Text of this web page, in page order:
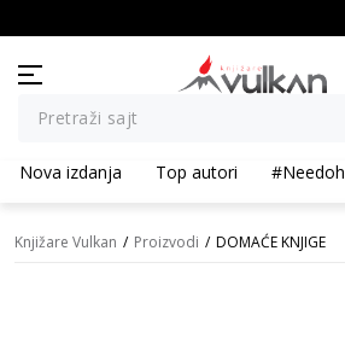
Pretraži sajt
Nova izdanja Top autori #Needoh
Knjižare Vulkan Proizvodi DOMAĆE KNJIGE